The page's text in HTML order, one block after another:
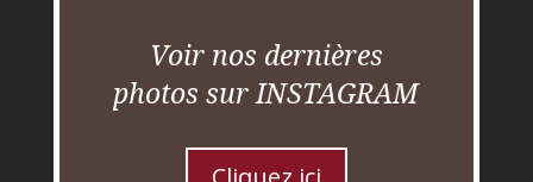
Voir nos dernières
photos sur INSTAGRAM